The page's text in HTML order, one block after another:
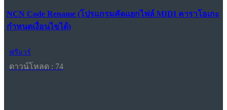
NCN Code Rename (โปรแกรมคัดแยกไฟล์ MIDI คาราโอเกะ
กำหนดเงื่อนไขได้)
ฟรีแวร์
ดาวน์โหลด : 74